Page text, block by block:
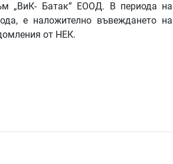
„ВиК- Батак” ЕООД. В периода на
е наложително въвеждането на
от НЕК.